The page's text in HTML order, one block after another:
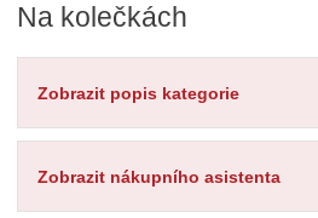
Na kolečkách
Zobrazit popis kategorie
Zobrazit nákupního asistenta